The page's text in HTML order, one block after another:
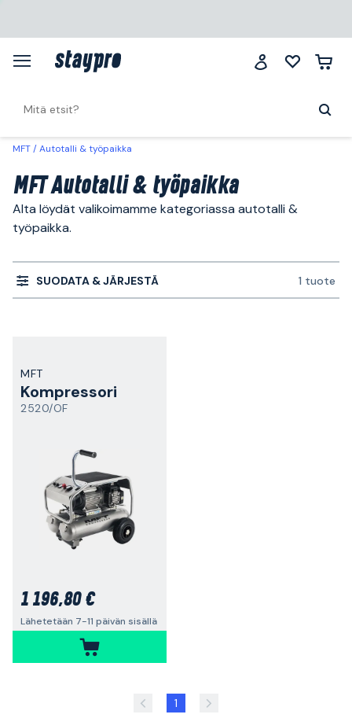
MFT Autotalli & työpaikka
MFT Autotalli & työpaikka
Alta löydät valikoimamme kategoriassa autotalli &
työpaikka.
SUODATA & JÄRJESTÄ 1 tuote
MFT
Kompressori
2520/OF
1 196,80 €
Lähetetään 7-11 päivän sisällä
1